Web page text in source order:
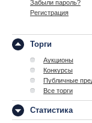
Забыли пароль?
Регистрация
Торги
Аукционы
Конкурсы
Публичные
Все торги
Статистика